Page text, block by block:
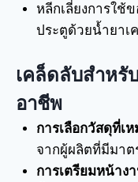
หลีกเลี่ยงการใช้
ประตูด้วยน้ำยาเ
เคล็ดลับสำหรั
อาชีพ
การเลือกวัสดุที่เ
จากผู้ผลิตที่มีมา
การเตรียมหน้าง